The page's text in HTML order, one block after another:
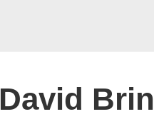
David Brin